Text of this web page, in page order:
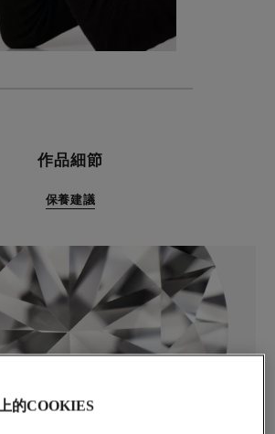
作品細節
保養建議
的COOKIES